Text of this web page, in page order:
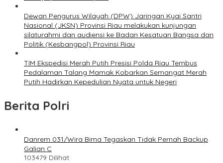
Dewan Pengurus Wilayah (DPW) Jaringan Kyai Santri
Nasional (JKSN) Provinsi Riau melakukan kunjungan
silaturahmi dan audiensi ke Badan Kesatuan Bangsa dan
Politik (Kesbangpol) Provinsi Riau
TIM Ekspedisi Merah Putih Presisi Polda Riau Tembus
Pedalaman Talang Mamak Kobarkan Semangat Merah
Putih Hadirkan Kepedulian Nyata untuk Negeri
Berita Polri
Danrem 031/Wira Bima Tegaskan Tidak Pernah Backup
Galian C
103479 Dilihat